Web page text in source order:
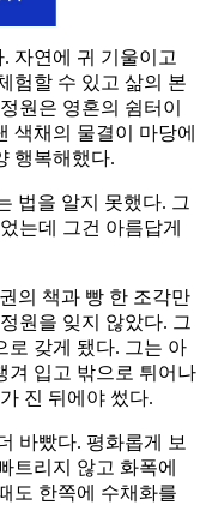
자연에 귀 기울이고
험할 수 있고 삶의 본
원은 영혼의 쉼터이
색채의 물결이 마당에
행복해했다.
법을 알지 못했다. 그
는데 그건 아름답게
의 책과 빵 한 조각만
원을 잊지 않았다. 그
로 갖게 됐다. 그는 아
겨 입고 밖으로 튀어나
진 뒤에야 썼다.
바빴다. 평화롭게 보
트리지 않고 화폭에
도 한쪽에 수채화를